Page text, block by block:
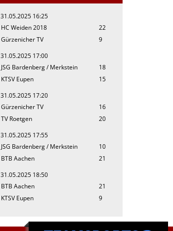
31.05.2025 16:25
HC Weiden 2018
22
Gürzenicher TV
9
31.05.2025 17:00
JSG Bardenberg / Merkstein
18
KTSV Eupen
15
31.05.2025 17:20
Gürzenicher TV
16
TV Roetgen
20
31.05.2025 17:55
JSG Bardenberg / Merkstein
10
BTB Aachen
21
31.05.2025 18:50
BTB Aachen
21
KTSV Eupen
9